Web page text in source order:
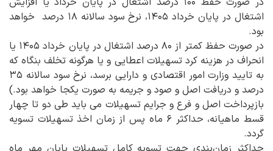
اشتغال در پایان خرداد ۱۴۰۵، نرخ سود سالانه ۱۸ درصد خواهد
بود.
در صورت حفظ کمتر از ۸۰ درصد اشتغال در پایان خرداد ۱۴۰۵ یا
انحراف در هزینه کرد تسهیلات اعطایی و یا هرگونه تخلف بنگاه که
به تایید وزارت امور اقتصادی و دارایی برسد، نرخ سود سالانه ۳۵
درصد و دریافت اصل و صود و جریمه به صورت یکجا خواهد بود.)
بازپرداخت اصل و فرع و جرایم تسهیلات می باید طی دو تا چهار
قسط ماهیانه، حداکثر ۶ ماه پس از زمان اخذ تسهیلات تسویه
گردد.